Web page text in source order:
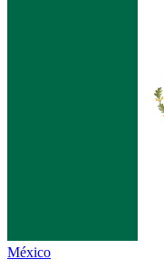
México